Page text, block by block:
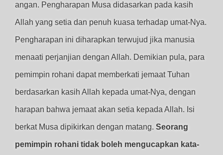
angan. Pengharapan Musa didasarkan pada kasih
Allah yang setia dan penuh kuasa terhadap umat-Nya.
Pengharapan ini diharapkan terwujud jika manusia
menaati perjanjian dengan Allah. Demikian pula, para
pemimpin rohani dapat memberkati jemaat Tuhan
berdasarkan kasih Allah kepada umat-Nya, dengan
harapan bahwa jemaat akan setia kepada Allah. Isi
berkat Musa dipikirkan dengan matang. Seorang
pemimpin rohani tidak boleh mengucapkan kata-